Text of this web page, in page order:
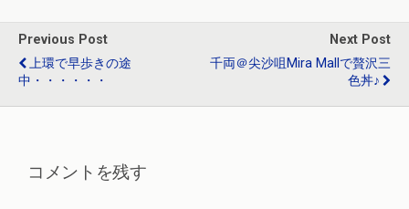
o
k
Previous Post
上環で早歩きの途
中・・・・・・
Next Post
千両＠尖沙咀Mira Mallで贅沢三
色丼♪
コメントを残す